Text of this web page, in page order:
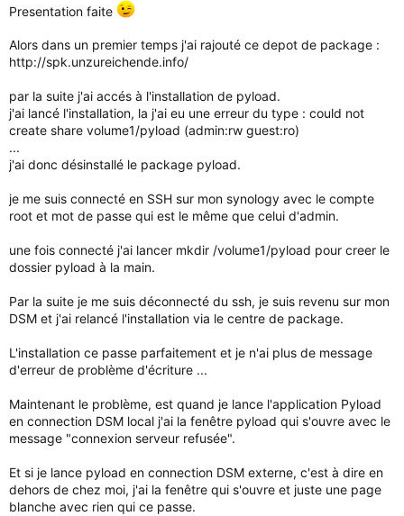
Presentation faite
Alors dans un premier temps j'ai rajouté ce depot de package :
http://spk.unzureichende.info/
par la suite j'ai accés à l'installation de pyload.
j'ai lancé l'installation, la j'ai eu une erreur du type : could not
create share volume1/pyload (admin:rw guest:ro)
...
j'ai donc désinstallé le package pyload.
je me suis connecté en SSH sur mon synology avec le compte
root et mot de passe qui est le même que celui d'admin.
une fois connecté j'ai lancer mkdir /volume1/pyload pour creer le
dossier pyload à la main.
Par la suite je me suis déconnecté du ssh, je suis revenu sur mon
DSM et j'ai relancé l'installation via le centre de package.
L'installation ce passe parfaitement et je n'ai plus de message
d'erreur de problème d'écriture ...
Maintenant le problème, est quand je lance l'application Pyload
en connection DSM local j'ai la fenêtre pyload qui s'ouvre avec le
message "connexion serveur refusée".
Et si je lance pyload en connection DSM externe, c'est à dire en
dehors de chez moi, j'ai la fenêtre qui s'ouvre et juste une page
blanche avec rien qui ce passe.